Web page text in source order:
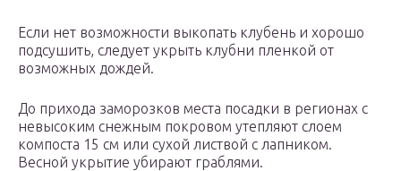
Если нет возможности выкопать клубень и хорошо
подсушить, следует укрыть клубни пленкой от
возможных дождей.
До прихода заморозков места посадки в регионах с
невысоким снежным покровом утепляют слоем
компоста 15 см или сухой листвой с лапником.
Весной укрытие убирают граблями.